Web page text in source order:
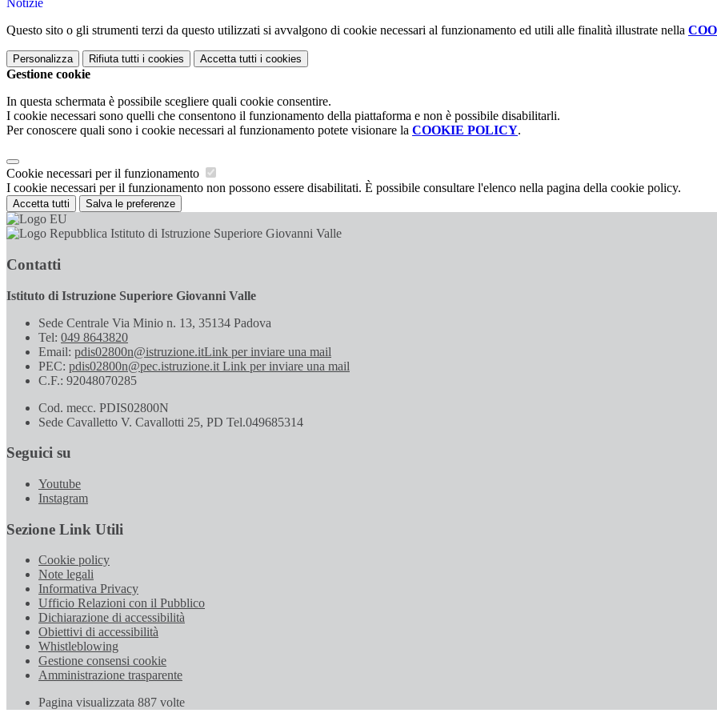
Notizie
Questo sito o gli strumenti terzi da questo utilizzati si avvalgono di cookie necessari al funzionamento ed utili alle finalità illustrate nella
Personalizza Rifiuta tutti i cookies Accetta tutti i cookies
Gestione cookie
In questa schermata è possibile scegliere quali cookie consentire.
I cookie necessari sono quelli che consentono il funzionamento della piattaforma e non è possibile disabilitarli.
Per conoscere quali sono i cookie necessari al funzionamento potete visionare la COOKIE POLICY.
Cookie necessari per il funzionamento
I cookie necessari per il funzionamento non possono essere disabilitati. È possibile consultare l'elenco nella pagina della cookie policy.
Accetta tutti Salva le preferenze
Istituto di Istruzione Superiore Giovanni Valle
Contatti
Istituto di Istruzione Superiore Giovanni Valle
Sede Centrale Via Minio n. 13, 35134 Padova
Tel: 049 8643820
Email: pdis02800n@istruzione.itLink per inviare una mail
PEC: pdis02800n@pec.istruzione.it Link per inviare una mail
C.F.: 92048070285
Cod. mecc. PDIS02800N
Sede Cavalletto V. Cavallotti 25, PD Tel.049685314
Seguici su
Youtube
Instagram
Sezione Link Utili
Cookie policy
Note legali
Informativa Privacy
Ufficio Relazioni con il Pubblico
Dichiarazione di accessibilità
Obiettivi di accessibilità
Whistleblowing
Gestione consensi cookie
Amministrazione trasparente
Pagina visualizzata 887 volte